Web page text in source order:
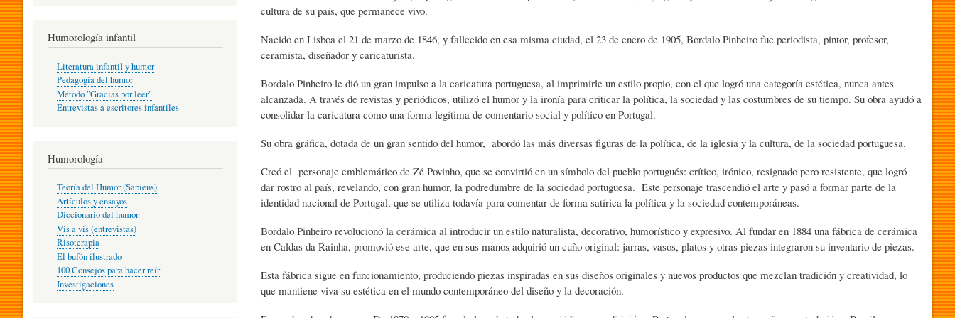
L
H
U
M
O
R
(
T
U
A
I
E
H
U
M
O
cultura de su país, que permanece vivo.
Nacido en Lisboa el 21 de marzo de 1846, y fallecido en esa misma ciudad, el 23 de enero de 1905, Bordalo Pinheiro fue periodista, pintor, profesor,
ceramista, diseñador y caricaturista.
Bordalo Pinheiro le dió un gran impulso a la caricatura portuguesa, al imprimirle un estilo propio, con el que logró una categoría estética, nunca antes
alcanzada. A través de revistas y periódicos, utilizó el humor y la ironía para criticar la política, la sociedad y las costumbres de su tiempo. Su obra ayudó a
consolidar la caricatura como una forma legítima de comentario social y político en Portugal.
Su obra gráfica, dotada de un gran sentido del humor, abordó las más diversas figuras de la política, de la iglesia y la cultura, de la sociedad portuguesa.
Creó el personaje emblemático de Zé Povinho, que se convirtió en un símbolo del pueblo portugués: crítico, irónico, resignado pero resistente, que logró
dar rostro al país, revelando, con gran humor, la podredumbre de la sociedad portuguesa. Este personaje trascendió el arte y pasó a formar parte de la
identidad nacional de Portugal, que se utiliza todavía para comentar de forma satírica la política y la sociedad contemporáneas.
Bordalo Pinheiro revolucionó la cerámica al introducir un estilo naturalista, decorativo, humorístico y expresivo. Al fundar en 1884 una fábrica de cerámica
en Caldas da Rainha, promovió ese arte, que en sus manos adquirió un cuño original: jarras, vasos, platos y otras piezas integraron su inventario de piezas.
Esta fábrica sigue en funcionamiento, produciendo piezas inspiradas en sus diseños originales y nuevos productos que mezclan tradición y creatividad, lo
que mantiene viva su estética en el mundo contemporáneo del diseño y la decoración.
Humorología infantil
Literatura infantil y humor
Pedagogía del humor
Método "Gracias por leer"
Entrevistas a escritores infantiles
Humorología
Teoría del Humor (Sapiens)
Artículos y ensayos
Diccionario del humor
Vis a vis (entrevistas)
Risoterapia
El bufón ilustrado
100 Consejos para hacer reír
Investigaciones